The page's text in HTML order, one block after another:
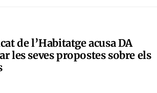
de l’Habitatge acusa DA
les seves propostes sobre els